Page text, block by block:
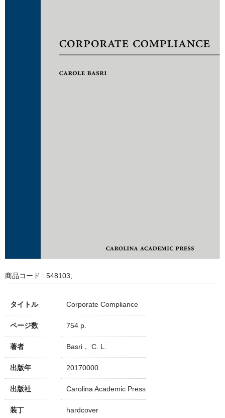
商品コード : 548103;
タイトル Corporate Compliance
ページ数 754 p.
著者 Basri， C. L.
出版年 20170000
出版社 Carolina Academic Press
装丁 hardcover